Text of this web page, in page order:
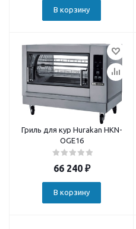
В корзину
Гриль для кур Hurakan HKN-
OGE16
66 240₽
В корзину